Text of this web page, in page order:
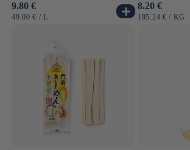
Normaler
Preis
9.80 €
GRUNDPREIS
49.00 € / PRO
L
Normaler
Preis
8.20 €
GRUNDPREIS
195.24 € / PRO
KG